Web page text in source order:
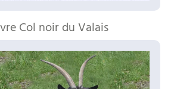
Col noir du Valais